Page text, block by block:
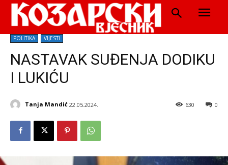
POLITIKA VIJESTI
NASTAVAK SUĐENJA DODIKU
I LUKIĆU
Tanja Mandić 22.05.2024. 0
630